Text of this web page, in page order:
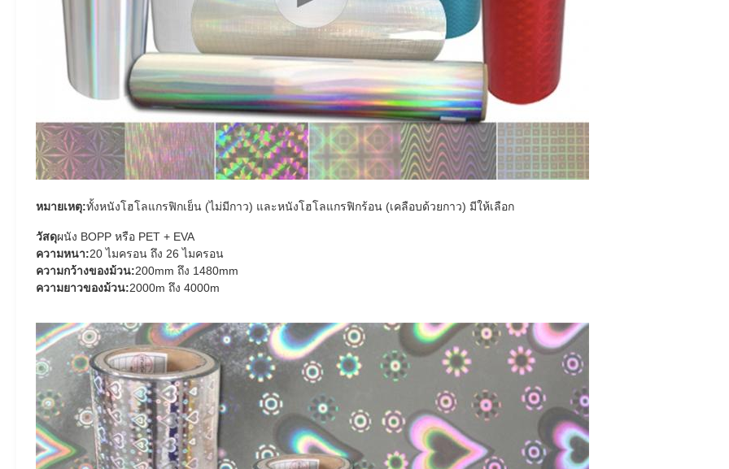
หมายเหตุ:ทั้งหนังโฮโลแกรฟิกเย็น (ไม่มีกาว) และหนังโฮโลแกรฟิกร้อน (เคลือบด้วยกาว) มีให้เลือก
วัสดุผนัง BOPP หรือ PET + EVA
ความหนา:20 ไมครอน ถึง 26 ไมครอน
ความกว้างของม้วน:200mm ถึง 1480mm
ความยาวของม้วน:2000m ถึง 4000m